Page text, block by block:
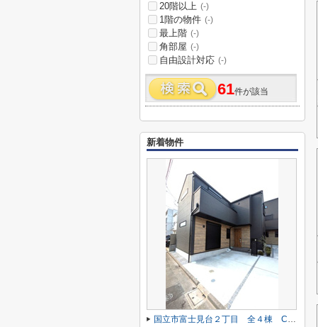
20階以上 (-)
1階の物件 (-)
最上階 (-)
角部屋 (-)
自由設計対応 (-)
61件が該当
新着物件
国立市富士見台２丁目 全４棟 C号棟 仲介手数料無料♪